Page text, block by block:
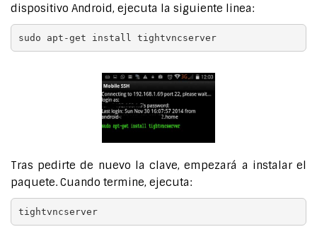
dispositivo Android, ejecuta la siguiente linea:
sudo apt-get install tightvncserver
Tras pedirte de nuevo la clave, empezará a instalar el
paquete. Cuando termine, ejecuta:
tightvncserver